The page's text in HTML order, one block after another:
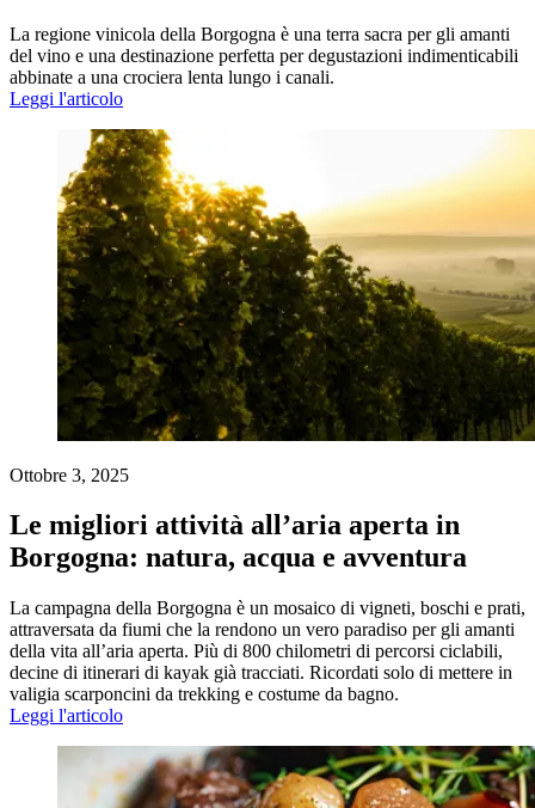
La regione vinicola della Borgogna è una terra sacra per gli amanti
del vino e una destinazione perfetta per degustazioni indimenticabili
abbinate a una crociera lenta lungo i canali.
Leggi l'articolo
Ottobre 3, 2025
Le migliori attività all’aria aperta in
Borgogna: natura, acqua e avventura
La campagna della Borgogna è un mosaico di vigneti, boschi e prati,
attraversata da fiumi che la rendono un vero paradiso per gli amanti
della vita all’aria aperta. Più di 800 chilometri di percorsi ciclabili,
decine di itinerari di kayak già tracciati. Ricordati solo di mettere in
valigia scarponcini da trekking e costume da bagno.
Leggi l'articolo